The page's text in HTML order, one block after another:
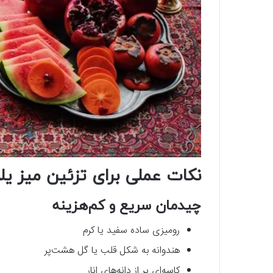
نکات عملی برای تزئین میز
چیدمان سریع و کم‌هزینه
رومیزی ساده سفید یا کرم
هندوانه به شکل قلب یا گل هشت‌پر